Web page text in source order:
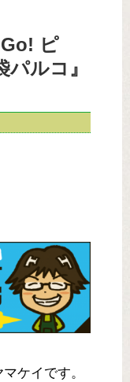
ピ
ルコ』
ケイです。